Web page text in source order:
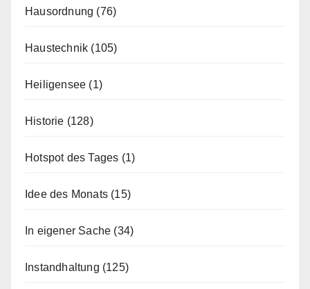
Hausordnung (76)
Haustechnik (105)
Heiligensee (1)
Historie (128)
Hotspot des Tages (1)
Idee des Monats (15)
In eigener Sache (34)
Instandhaltung (125)